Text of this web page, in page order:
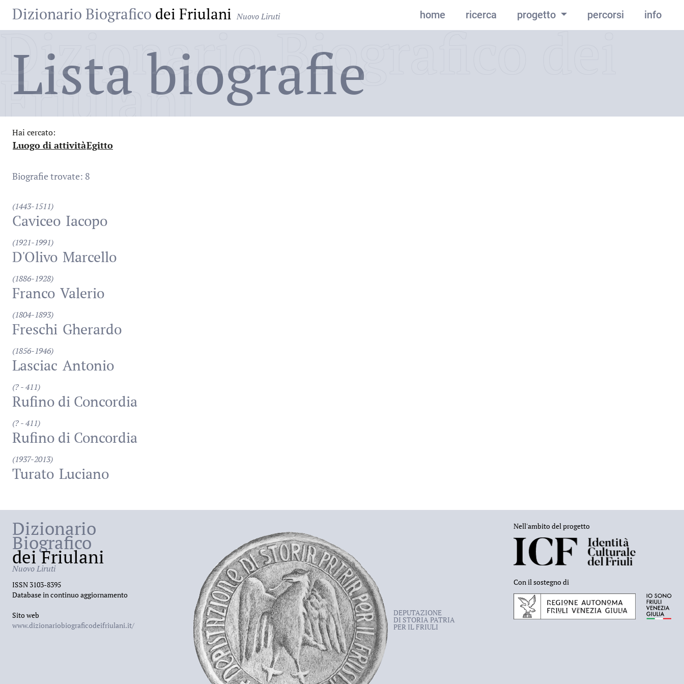
Dizionario Biografico dei Friulani Nuovo Liruti home ricerca progetto percorsi info
Dizionario Biografico dei
Friulani
Lista biografie
Hai cercato:
Luogo di attività
:Egitto
Biografie trovate: 8
(1443-1511)
Caviceo Iacopo
(1921-1991)
D'Olivo Marcello
(1886-1928)
Franco Valerio
(1804-1893)
Freschi Gherardo
(1856-1946)
Lasciac Antonio
(? - 411)
Rufino di Concordia
(? - 411)
Rufino di Concordia
(1937-2013)
Turato Luciano
Dizionario
Biografico
dei Friulani
Nuovo Liruti
ISSN 3103-8395
Database in continuo aggiornamento
Sito web
www.dizionariobiograficodeifriulani.it/
DEPUTAZIONE
DI STORIA PATRIA
PER IL FRIULI
Nell'ambito del progetto
Con il sostegno di